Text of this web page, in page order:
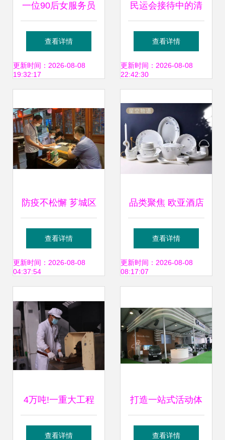
一位90后女服务员
的内心独白 餐饮服
务，真的没前途
查看详情
更新时间：2026-08-08
19:32:17
民运会接待中的清
真餐饮服务 细节铸
就尊重，匠心传递
查看详情
更新时间：2026-08-08
22:42:30
防疫不松懈 芗城区
市场监管局开展餐
饮服务从业人员佩
查看详情
更新时间：2026-08-08
04:37:54
品类聚焦 欧亚酒店
用品与餐饮业博览
会——桌面用品类
饮服务升级
查看详情
更新时间：2026-08-08
08:17:07
4万吨!一重大工程
全面投产 餐饮服务
查看详情
打造一站式活动体
验 深圳活动搭建工
查看详情